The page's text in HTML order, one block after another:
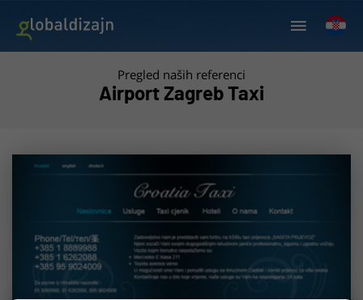
Pregled naših referenci
Airport Zagreb Taxi